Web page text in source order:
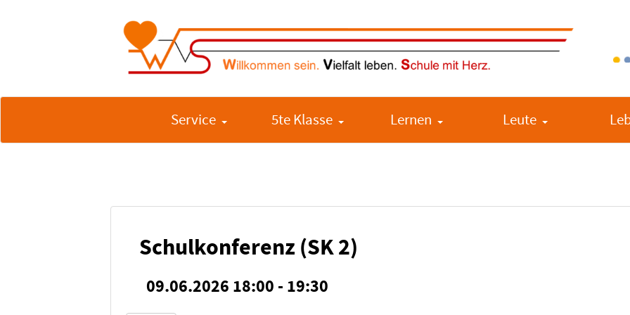
Service 5te Klasse Lernen Leute
Schulkonferenz (SK 2)
09.06.2026 18:00 - 19:30